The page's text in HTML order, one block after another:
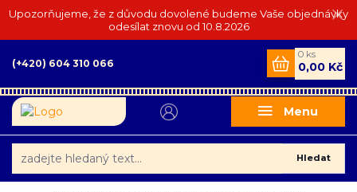
Upozorňujeme, že z důvodu dovolené budeme Vaše objednávky
odesílat znovu od 10.8.2026
Menu
Hledat
(+420) 604 310 066
0 ks
0,00 Kč